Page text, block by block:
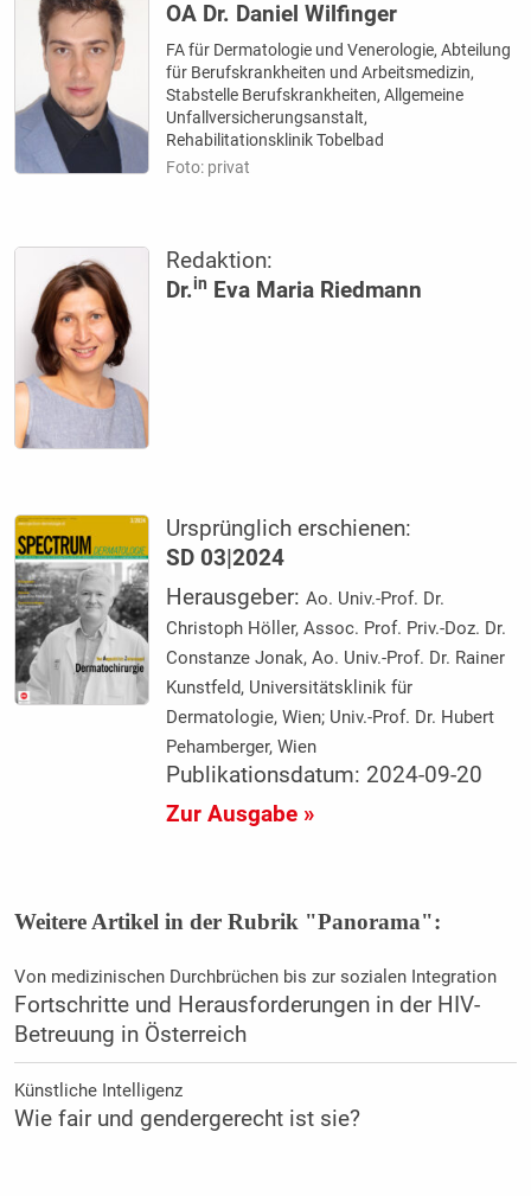
OA Dr. Daniel Wilfinger
FA für Dermatologie und Venerologie, Abteilung
für Berufskrankheiten und Arbeitsmedizin,
Stabstelle Berufskrankheiten, Allgemeine
Unfallversicherungsanstalt,
Rehabilitationsklinik Tobelbad
Foto: privat
Redaktion:
Dr.in Eva Maria Riedmann
Ursprünglich erschienen:
SD 03|2024
Herausgeber:Ao. Univ.-Prof. Dr.
Christoph Höller, Assoc. Prof. Priv.-Doz. Dr.
Constanze Jonak, Ao. Univ.-Prof. Dr. Rainer
Kunstfeld, Universitätsklinik für
Dermatologie, Wien; Univ.-Prof. Dr. Hubert
Pehamberger, Wien
Publikationsdatum: 2024-09-20
Zur Ausgabe »
Weitere Artikel in der Rubrik "Panorama":
Von medizinischen Durchbrüchen bis zur sozialen Integration
Fortschritte und Herausforderungen in der HIV-
Betreuung in Österreich
Künstliche Intelligenz
Wie fair und gendergerecht ist sie?